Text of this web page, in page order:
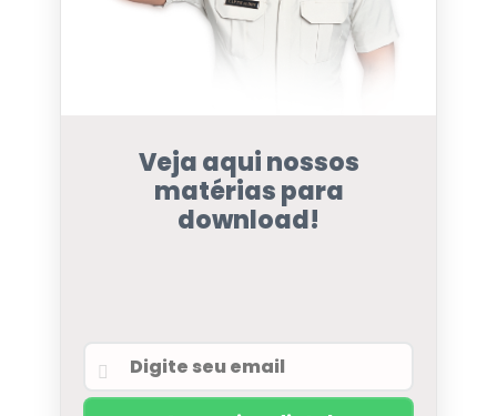
Veja aqui nossos
matérias para
download!